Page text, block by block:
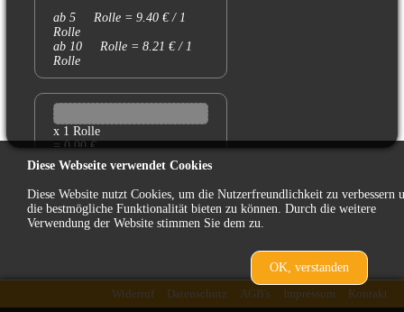
ab 5 Rolle = 9.40 € / 1
Rolle
ab 10 Rolle = 8.21 € / 1
Rolle
x 1 Rolle
= 0.00 €
zurück
Kontakt
Impressum
AGB's
Datenschutz
Widerruf
Diese Webseite verwendet Cookies
Diese Website nutzt Cookies, um die Nutzerfreundlichkeit zu verbessern
die bestmögliche Funktionalität bieten zu können. Durch die weitere
Verwendung der Website stimmen Sie dem zu.
OK, verstanden